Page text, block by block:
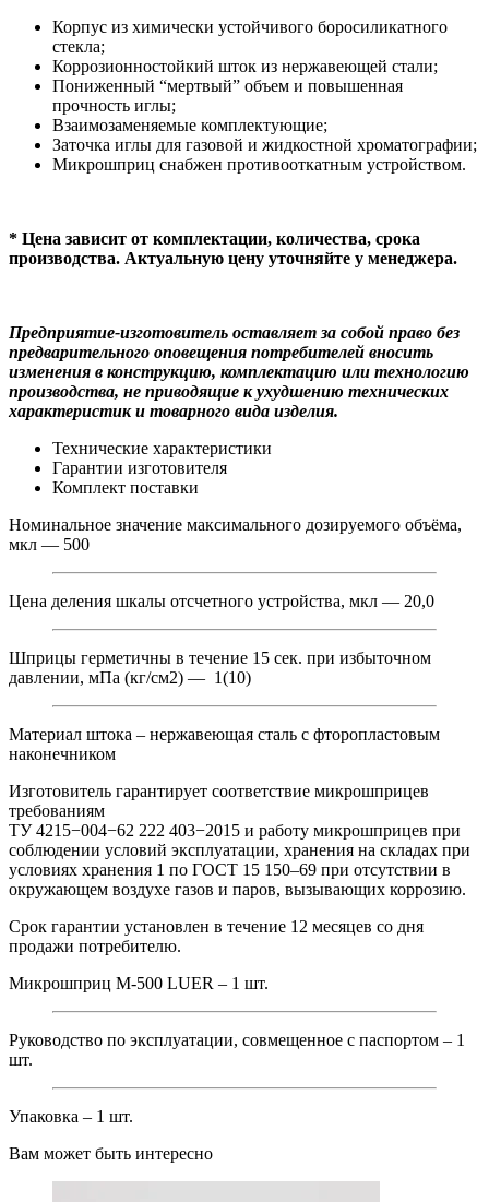
Корпус из химически устойчивого боросиликатного
стекла;
Коррозионностойкий шток из нержавеющей стали;
Пониженный “мертвый” объем и повышенная
прочность иглы;
Взаимозаменяемые комплектующие;
Заточка иглы для газовой и жидкостной хроматографии;
Микрошприц снабжен противооткатным устройством.
* Цена зависит от комплектации, количества, срока
производства. Актуальную цену уточняйте у менеджера.
Предприятие-изготовитель оставляет за собой право без
предварительного оповещения потребителей вносить
изменения в конструкцию, комплектацию или технологию
производства, не приводящие к ухудшению технических
характеристик и товарного вида изделия.
Технические характеристики
Гарантии изготовителя
Комплект поставки
Номинальное значение максимального дозируемого объёма,
мкл — 500
Цена деления шкалы отсчетного устройства, мкл — 20,0
Шприцы герметичны в течение 15 сек. при избыточном
давлении, мПа (кг/см2) — 1(10)
Материал штока – нержавеющая сталь с фторопластовым
наконечником
Изготовитель гарантирует соответствие микрошприцев
требованиям
ТУ 4215−004−62 222 403−2015 и работу микрошприцев при
соблюдении условий эксплуатации, хранения на складах при
условиях хранения 1 по ГОСТ 15 150–69 при отсутствии в
окружающем воздухе газов и паров, вызывающих коррозию.
Срок гарантии установлен в течение 12 месяцев со дня
продажи потребителю.
Микрошприц М-500 LUER – 1 шт.
Руководство по эксплуатации, совмещенное с паспортом – 1
шт.
Упаковка – 1 шт.
Вам может быть интересно